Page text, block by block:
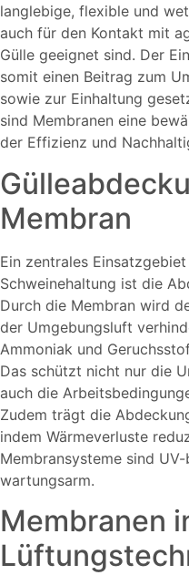
langlebige, flexible und
auch für den Kontakt mit
Gülle geeignet sind. Der
somit einen Beitrag zum
sowie zur Einhaltung
sind Membranen eine
der Effizienz und
Membran
Ein zentrales
Schweinehaltung ist die
Durch die Membran wird
der Umgebungsluft
Ammoniak und
Das schützt nicht nur die
auch die
Zudem trägt die
indem Wärmeverluste
Membransysteme sind
wartungsarm.
Membranen